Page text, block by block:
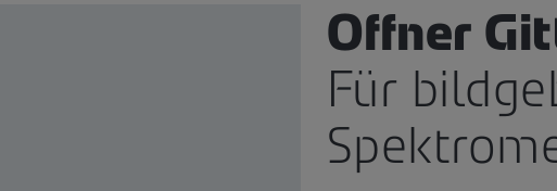
Offner
Für